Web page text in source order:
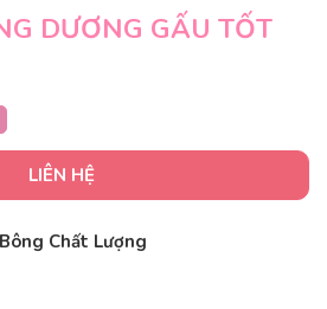
DƯƠNG GẤU TỐT
LIÊN HỆ
Chất Lượng